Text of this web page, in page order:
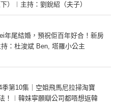
）︱主持：劉銳紹（夫子）
年尾結婚，預祝佢百年好合！新房
：杜浚斌 Ben, 塔羅小公主
季第10集｜空姐飛馬尼拉掃淘寶
！︱韓妹寧願瞓公司都唔想返韓